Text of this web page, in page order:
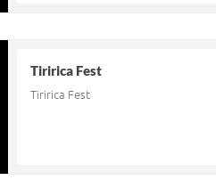
Tiririca Fest
Tiririca Fest